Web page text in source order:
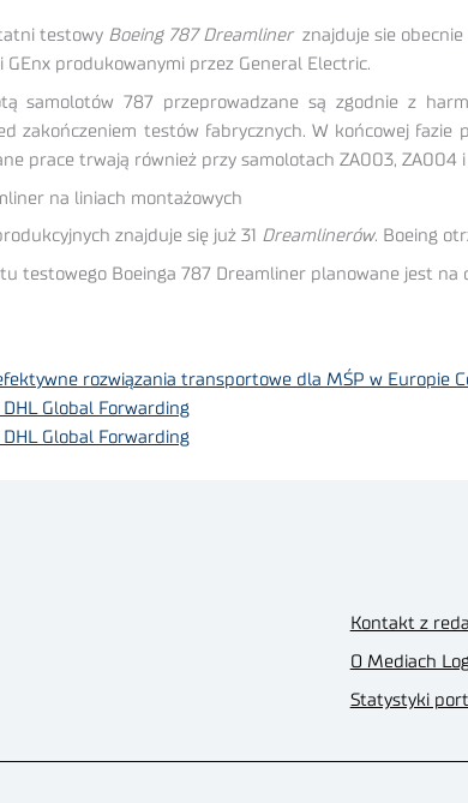
testowy Boeing 787 Dreamlinerznajduje sie obecnie
GEnx produkowanymi przez General Electric.
samolotów 787 przeprowadzane są zgodnie z
zakończeniem testów fabrycznych. W końcowej
prace trwają również przy samolotach ZA003, ZA004
znajduje się już 31 Dreamlinerów. Boeing
testowego Boeinga 787 Dreamliner planowane jest na
efektywne rozwiązania transportowe dla MŚP w Europie
DHL Global Forwarding
DHL Global Forwarding
Kontakt z
O Mediach
Statystyki